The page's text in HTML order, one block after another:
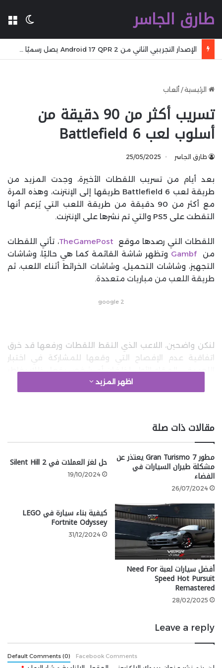
طارق الجاسر
الرئيسية/ ألعاب
تسريب أكثر من 90 دقيقة من
أسلوب لعب Battlefield 6
طارق الجاسر 25/05/2025
بعد أيام من تسريب اللقطات الأخيرة، وجدت المزيد من
طريقة لعب Battlefield 6 طريقها إلى الإنترنت، وهذه المرة
مع أكثر من 90 دقيقة من طريقة اللعب التي يُزعم أنها
التقطت على PS5 والتي تم نشرها على الإنترنت.
اللقطات التي رصدها موقع TheGamePost، تأتي اللقطات
من Gambf وتظهر شاشة القائمة كما هي حاليًا، وشاشات
التجهيز، وشاشات التحميل، وشاشات الخرائط أثناء اللعب، ثم
طريقة اللعب من مباريات متعددة.
google 2
لنكن واضحين، اللاعب الذي التقط اللقطات ورفعها قد خرق
اتفاقية عدم الإفصاح التي وقعها للمشاركة في اختبار
اللعب في المقام الأول، لذا فإن أي شخص يفعل ذلك يخاطر
عنها، ولكن لم تتم دعوتهم بعد إلى اختبار اللعب، فإن هذه
اللقطات هي نظرة ممتازة داخل ما كانت EA تعده في اختبار
مختبرات باتلفيلد.
وقد علمنا سابقاً أن قصة Battlefield 6
Civil War ولعبة Dead Space
شارك هذه الصفحة عبر
اظهر المزيد
مقالات ذات صلة
مطور Gran Turismo 7 يعتذر عن
مشكلة طيران السيارات في
الفضاء
26/07/2024
حل لغز العملات في Silent Hill 2
19/10/2024
أفضل سيارات لعبة Need For
Speed ​​Hot Pursuit
Remastered
28/02/2025
كيفية بناء سيارة في LEGO
Fortnite Odyssey
31/12/2024
Leave a reply
Default Comments (0) Facebook Comments